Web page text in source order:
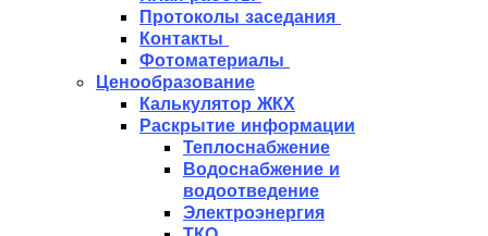
Протоколы заседания
Контакты
Фотоматериалы
Ценообразование
Калькулятор ЖКХ
Раскрытие информации
Теплоснабжение
Водоснабжение и
водоотведение
Электроэнергия